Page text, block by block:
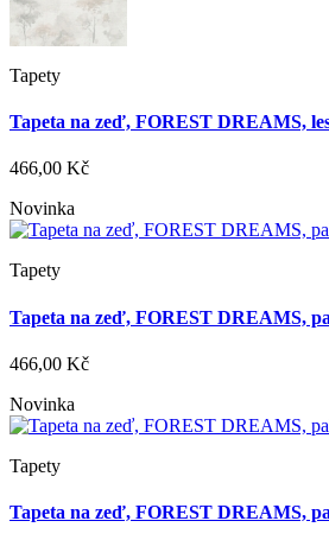
Tapety
Tapeta na zeď, FOREST DREAMS,
466,00 Kč
Novinka
Tapety
Tapeta na zeď, FOREST DREAMS,
466,00 Kč
Novinka
Tapety
Tapeta na zeď, FOREST DREAMS,